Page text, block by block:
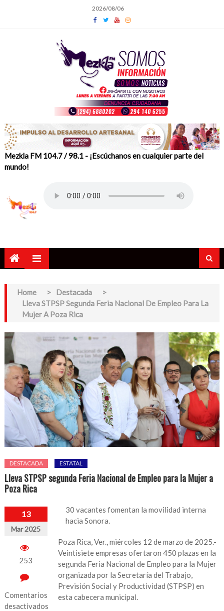
content
2026/08/06
Mezkla FM 104.7 / 98.1 - ¡Escúchanos en cualquier parte del
mundo!
Home > Destacada
>
Lleva STPSP Segunda Feria Nacional De Empleo Para La
Mujer A Poza Rica
DESTACADA ESTATAL
Lleva STPSP segunda Feria Nacional de Empleo para la Mujer a
Poza Rica
13
Mar 2025
253
Comentarios
desactivados
30 vacantes fomentan la movilidad interna
hacia Sonora.
Poza Rica, Ver., miércoles 12 de marzo de 2025.-
Veintisiete empresas ofertaron 450 plazas en la
segunda Feria Nacional de Empleo para la Mujer
organizada por la Secretaría del Trabajo,
Previsión Social y Productividad (STPSP) en
esta cabecera municipal.